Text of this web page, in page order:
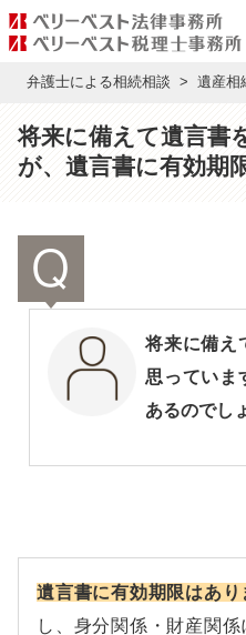
弁護士による相続相談 遺産相
将来に備えて遺言書
が、遺言書に有効期
将来に備え
思っていま
あるのでし
遺言書に有効期限はあり
し、身分関係・財産関係